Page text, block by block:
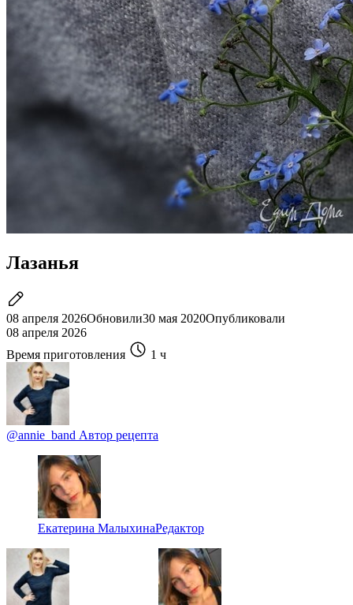
Лазанья
08 апреля 2026Обновили30 мая 2020Опубликовали
08 апреля 2026
Время приготовления
1 ч
@annie_band Автор рецепта
Екатерина МалыхинаРедактор